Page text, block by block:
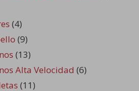
(4)
(9)
(13)
Alta Velocidad (6)
(11)